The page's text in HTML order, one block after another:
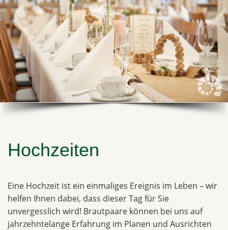
Hochzeiten
Eine Hochzeit ist ein einmaliges Ereignis im Leben – wir
helfen Ihnen dabei, dass dieser Tag für Sie
unvergesslich wird! Brautpaare können bei uns auf
jahrzehntelange Erfahrung im Planen und Ausrichten